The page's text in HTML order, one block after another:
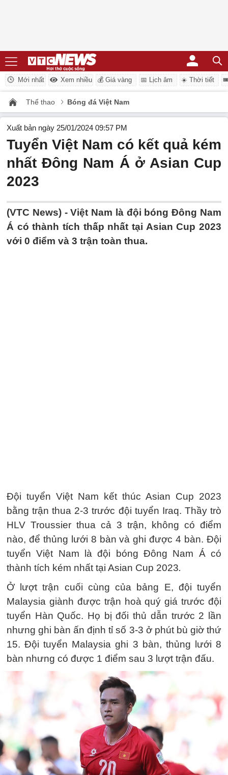
Mới nhất Xem nhiều 💰 Giá vàng 📅 Lịch âm ☀️ Thời tiết
Thể thao Bóng đá Việt Nam
Xuất bản ngày 25/01/2024 09:57 PM
Tuyển Việt Nam có kết quả kém
nhất Đông Nam Á ở Asian Cup
2023
(VTC News) -Việt Nam là đội bóng Đông Nam
Á có thành tích thấp nhất tại Asian Cup 2023
với 0 điểm và 3 trận toàn thua.
Đội tuyển Việt Nam kết thúc Asian Cup 2023
bằng trận thua 2-3 trước đội tuyển Iraq. Thầy trò
HLV Troussier thua cả 3 trận, không có điểm
nào, để thủng lưới 8 bàn và ghi được 4 bàn. Đội
tuyển Việt Nam là đội bóng Đông Nam Á có
thành tích kém nhất tại Asian Cup 2023.
Ở lượt trận cuối cùng của bảng E, đội tuyển
Malaysia giành được trận hoà quý giá trước đội
tuyển Hàn Quốc. Họ bị đối thủ dẫn trước 2 lần
nhưng ghi bàn ấn định tỉ số 3-3 ở phút bù giờ thứ
15. Đội tuyển Malaysia ghi 3 bàn, thủng lưới 8
bàn nhưng có được 1 điểm sau 3 lượt trận đấu.